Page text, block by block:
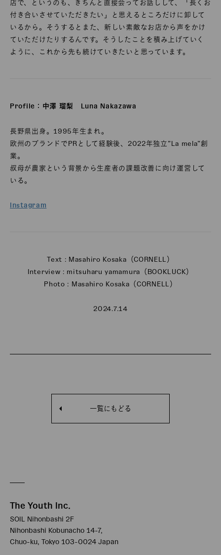
店で、というのも、きちんと直接会ってお話しして、「長くお
付き合いさせていただきたい」と思えるところだけに卸して
いるから。そうするとまた、新しい素敵なお店から声をかけ
ていただけたりするんです。そうしたことを積み上げていく
ように、これから先も続けていきたいと思っています。
Profile：中澤 瑠梨 Luna Nakazawa
長野県出身。1995年生まれ。
欧州のブランドでPRとして経験後、2022年独立”La mela”創
業。
叔母が農家という背景から生産者の課題改善に向け運営して
いる。
Instagram
Text : Masahiro Kosaka（CORNELL）
Interview : mitsuharu yamamura（BOOKLUCK）
Photo : Masahiro Kosaka（CORNELL）
2024.7.14
一覧にもどる
The Youth Inc.
SOIL Nihonbashi 2F
Nihonbashi Kobunacho 14-7,
Chuo-ku, Tokyo 103-0024 Japan